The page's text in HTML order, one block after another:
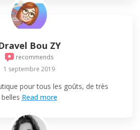
Bou ZY
recommends
1 septembre 2019
pour tous les goûts, de très
belles Read more